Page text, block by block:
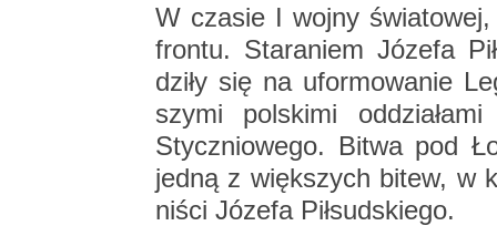
W cza­sie I wojny
fron­tu. Sta­ra­niem Jó­ze­fa
dzi­ły się na ufor­mo­wa­nie
szy­mi pol­ski­mi
Stycz­nio­we­go. Bitwa pod
jedną z więk­szych bitew, w
ni­ści Jó­ze­fa Pił­sud­skie­go.